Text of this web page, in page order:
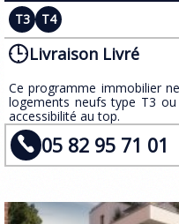
T3 T4
Livraison Livré
​Ce programme immobilier
logements neufs type T3
accessibilité au top.
05 82 95 71 01